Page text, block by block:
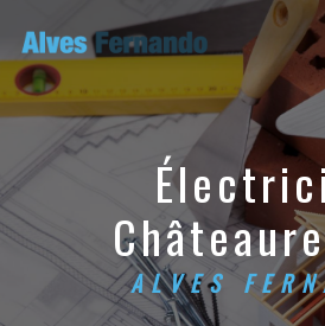
électricité
ALVES
Panneau de gestion des cookies